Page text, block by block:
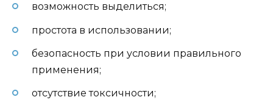
возможность выделиться;
простота в использовании;
безопасность при условии правильного
применения;
отсутствие токсичности;